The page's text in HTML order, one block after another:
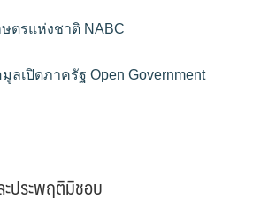
ตรแห่งชาติ NABC
ลเปิดภาครัฐ Open Government
ะประพฤติมิชอบ